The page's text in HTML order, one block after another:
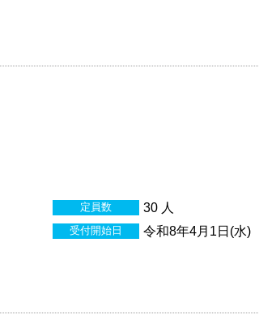
定員数 30 人
受付開始日 令和8年4月1日(水)